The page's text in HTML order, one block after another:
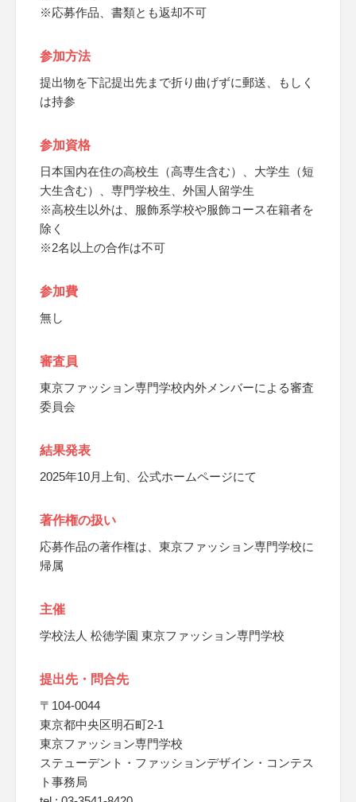
※応募作品、書類とも返却不可
参加方法
提出物を下記提出先まで折り曲げずに郵送、もしく
は持参
参加資格
日本国内在住の高校生（高専生含む）、大学生（短
大生含む）、専門学校生、外国人留学生
※高校生以外は、服飾系学校や服飾コース在籍者を
除く
※2名以上の合作は不可
参加費
無し
審査員
東京ファッション専門学校内外メンバーによる審査
委員会
結果発表
2025年10月上旬、公式ホームページにて
著作権の扱い
応募作品の著作権は、東京ファッション専門学校に
帰属
主催
学校法人 松徳学園 東京ファッション専門学校
提出先・問合先
〒104-0044
東京都中央区明石町2-1
東京ファッション専門学校
ステューデント・ファッションデザイン・コンテス
ト事務局